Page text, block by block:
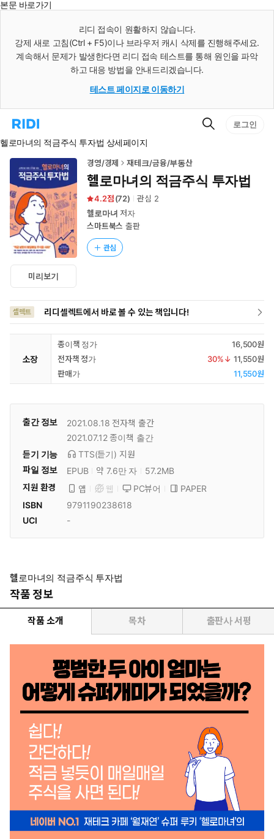
본문 바로가기
리디 접속이 원활하지 않습니다.
강제 새로 고침(Ctrl + F5)이나 브라우저 캐시 삭제를 진행해주세요.
계속해서 문제가 발생한다면 리디 접속 테스트를 통해 원인을 파악
하고 대응 방법을 안내드리겠습니다.
테스트 페이지로 이동하기
리
홈
로
이
동
검
로그인
헬로마녀의 적금주식 투자법 상세페이지
미리보기
경영/경제 재테크/금융/부동산
헬로마녀의 적금주식 투자법
4.2 (72) 관심 2
헬로마녀 저자
스마트북스 출판
관심
셀렉트 리디셀렉트에서 바로 볼 수 있는 책입니다!
소장
종이책 정가
16,500원
전자책 정가
30%↓ 11,550원
판매가
11,550원
출간 정보 2021.08.18 전자책 출간
2021.07.12 종이책 출간
듣기 기능
TTS(듣기) 지원
파일 정보
EPUB 약 7.6만 자
57.2MB
지원 환경
앱 웹 PC뷰어
PAPER
ISBN
9791190238618
UCI
-
헬로마녀의 적금주식 투자법
작품 정보
작품 소개 목차 출판사 서평